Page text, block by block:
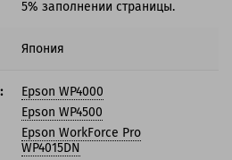
5% заполнении страницы.
Япония
Epson WP4000
Epson WP4500
Epson WorkForce Pro
WP4015DN